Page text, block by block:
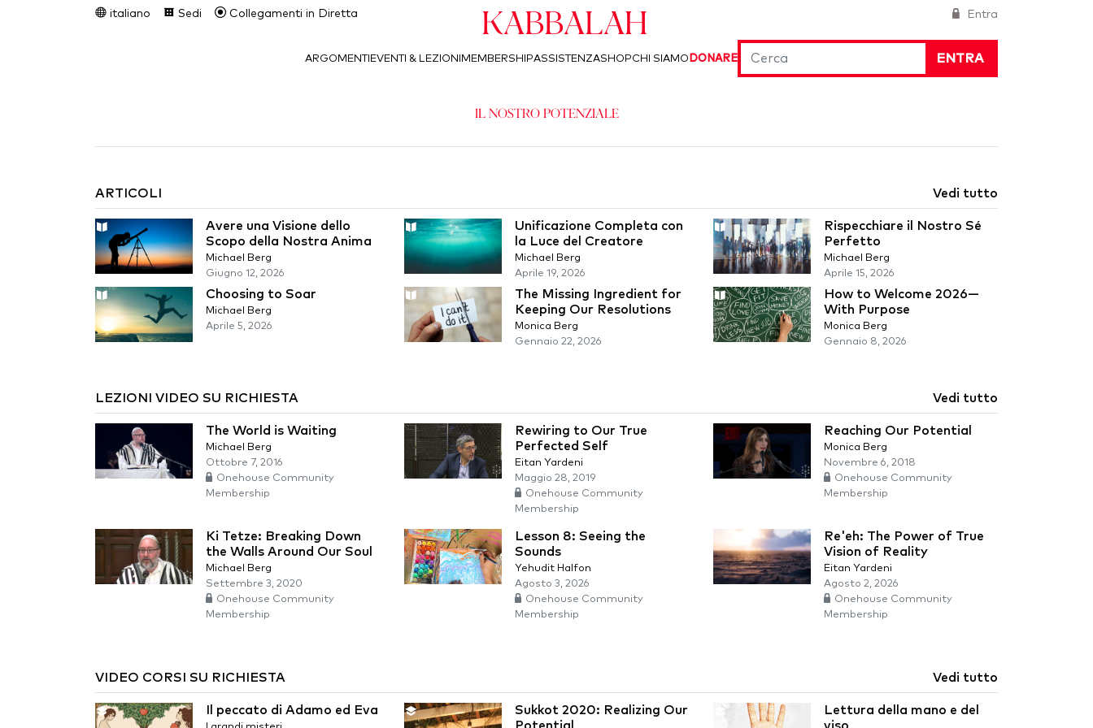
Entra
italiano Sedi Collegamenti in Diretta Kabbalah
ENTRA
ARGOMENTI EVENTI & LEZIONI MEMBERSHIPASSISTENZASHOPCHI SIAMO DONARE
Il nostro Potenziale
ARTICOLI Vedi tutto
Avere una Visione dello
Scopo della Nostra Anima
Michael Berg
Giugno 12, 2026
Unificazione Completa con
la Luce del Creatore
Michael Berg
Aprile 19, 2026
Rispecchiare il Nostro Sé
Perfetto
Michael Berg
Aprile 15, 2026
Choosing to Soar
Michael Berg
Aprile 5, 2026
The Missing Ingredient for
Keeping Our Resolutions
Monica Berg
Gennaio 22, 2026
How to Welcome 2026—
With Purpose
Monica Berg
Gennaio 8, 2026
LEZIONI VIDEO SU RICHIESTA Vedi tutto
The World is Waiting
Michael Berg
Ottobre 7, 2016
Onehouse Community
Membership
Rewiring to Our True
Perfected Self
Eitan Yardeni
Maggio 28, 2019
Onehouse Community
Membership
Reaching Our Potential
Monica Berg
Novembre 6, 2018
Onehouse Community
Membership
Ki Tetze: Breaking Down
the Walls Around Our Soul
Michael Berg
Settembre 3, 2020
Onehouse Community
Membership
Lesson 8: Seeing the
Sounds
Yehudit Halfon
Agosto 3, 2026
Onehouse Community
Membership
Re'eh: The Power of True
Vision of Reality
Eitan Yardeni
Agosto 2, 2026
Onehouse Community
Membership
VIDEO CORSI SU RICHIESTA Vedi tutto
Il peccato di Adamo ed Eva
Sukkot 2020: Realizing Our
Lettura della mano e del